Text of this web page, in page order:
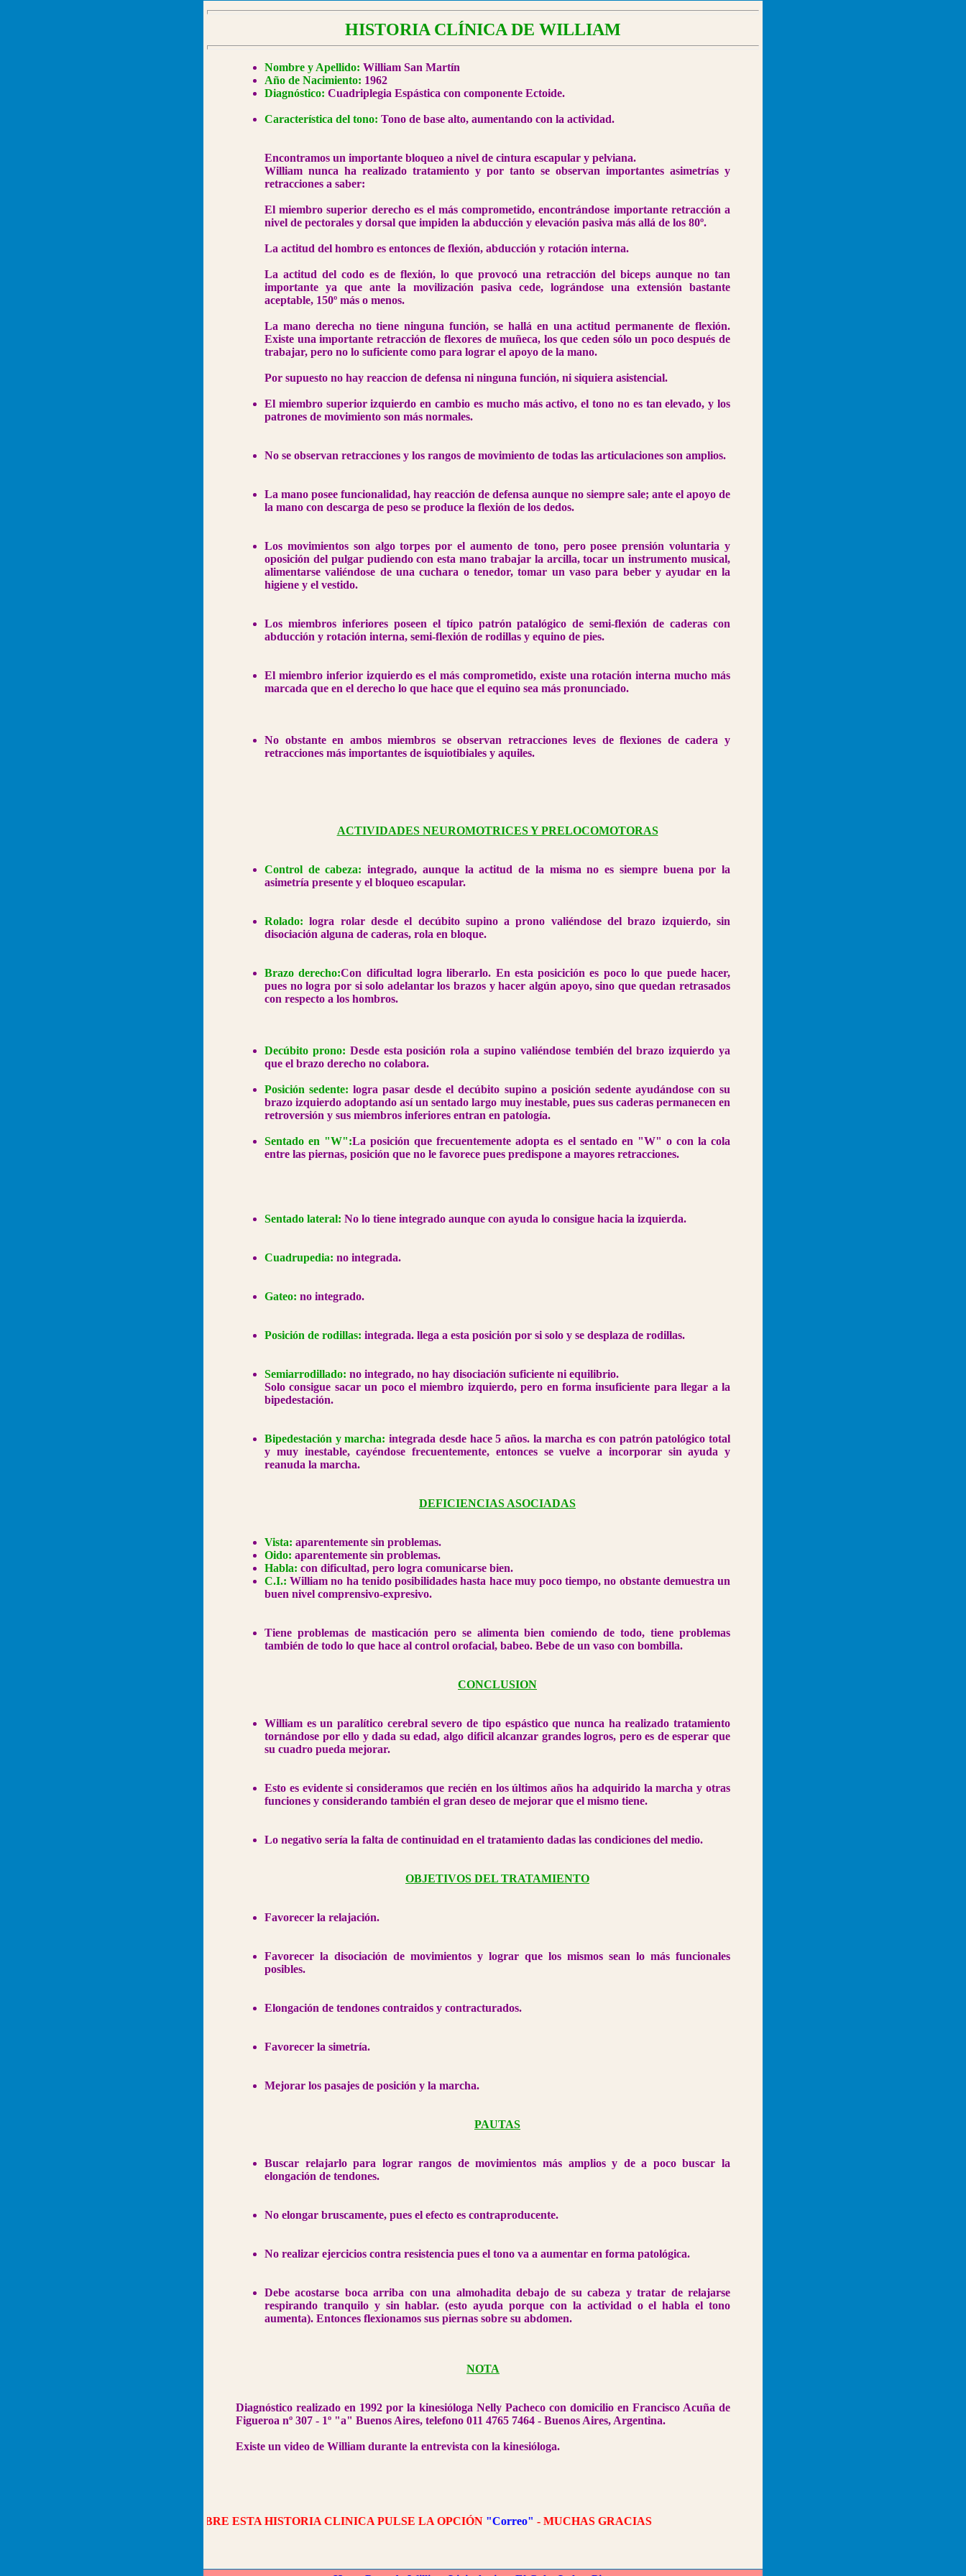
HISTORIA CLÍNICA DE WILLIAM
Nombre y Apellido: William San Martín
Año de Nacimiento: 1962
Diagnóstico: Cuadriplegia Espástica con componente Ectoide.
Característica del tono: Tono de base alto, aumentando con la actividad.
Encontramos un importante bloqueo a nivel de cintura escapular y pelviana.
William nunca ha realizado tratamiento y por tanto se observan importantes asimetrías y
retracciones a saber:
El miembro superior derecho es el más comprometido, encontrándose importante retracción a
nivel de pectorales y dorsal que impiden la abducción y elevación pasiva más allá de los 80º.
La actitud del hombro es entonces de flexión, abducción y rotación interna.
La actitud del codo es de flexión, lo que provocó una retracción del biceps aunque no tan
importante ya que ante la movilización pasiva cede, lográndose una extensión bastante
aceptable, 150º más o menos.
La mano derecha no tiene ninguna función, se hallá en una actitud permanente de flexión.
Existe una importante retracción de flexores de muñeca, los que ceden sólo un poco después de
trabajar, pero no lo suficiente como para lograr el apoyo de la mano.
Por supuesto no hay reaccion de defensa ni ninguna función, ni siquiera asistencial.
El miembro superior izquierdo en cambio es mucho más activo, el tono no es tan elevado, y los
patrones de movimiento son más normales.
No se observan retracciones y los rangos de movimiento de todas las articulaciones son amplios.
La mano posee funcionalidad, hay reacción de defensa aunque no siempre sale; ante el apoyo de
la mano con descarga de peso se produce la flexión de los dedos.
Los movimientos son algo torpes por el aumento de tono, pero posee prensión voluntaria y
oposición del pulgar pudiendo con esta mano trabajar la arcilla, tocar un instrumento musical,
alimentarse valiéndose de una cuchara o tenedor, tomar un vaso para beber y ayudar en la
higiene y el vestido.
Los miembros inferiores poseen el típico patrón patalógico de semi-flexión de caderas con
abducción y rotación interna, semi-flexión de rodillas y equino de pies.
El miembro inferior izquierdo es el más comprometido, existe una rotación interna mucho más
marcada que en el derecho lo que hace que el equino sea más pronunciado.
No obstante en ambos miembros se observan retracciones leves de flexiones de cadera y
retracciones más importantes de isquiotibiales y aquiles.
ACTIVIDADES NEUROMOTRICES Y PRELOCOMOTORAS
Control de cabeza: integrado, aunque la actitud de la misma no es siempre buena por la
asimetría presente y el bloqueo escapular.
Rolado: logra rolar desde el decúbito supino a prono valiéndose del brazo izquierdo, sin
disociación alguna de caderas, rola en bloque.
Brazo derecho:Con dificultad logra liberarlo. En esta posicición es poco lo que puede hacer,
pues no logra por si solo adelantar los brazos y hacer algún apoyo, sino que quedan retrasados
con respecto a los hombros.
Decúbito prono: Desde esta posición rola a supino valiéndose tembién del brazo izquierdo ya
que el brazo derecho no colabora.
Posición sedente: logra pasar desde el decúbito supino a posición sedente ayudándose con su
brazo izquierdo adoptando así un sentado largo muy inestable, pues sus caderas permanecen en
retroversión y sus miembros inferiores entran en patología.
Sentado en "W":La posición que frecuentemente adopta es el sentado en "W" o con la cola
entre las piernas, posición que no le favorece pues predispone a mayores retracciones.
Sentado lateral: No lo tiene integrado aunque con ayuda lo consigue hacia la izquierda.
Cuadrupedia: no integrada.
Gateo: no integrado.
Posición de rodillas: integrada. llega a esta posición por si solo y se desplaza de rodillas.
Semiarrodillado: no integrado, no hay disociación suficiente ni equilibrio.
Solo consigue sacar un poco el miembro izquierdo, pero en forma insuficiente para llegar a la
bipedestación.
Bipedestación y marcha: integrada desde hace 5 años. la marcha es con patrón patológico total
y muy inestable, cayéndose frecuentemente, entonces se vuelve a incorporar sin ayuda y
reanuda la marcha.
DEFICIENCIAS ASOCIADAS
Vista: aparentemente sin problemas.
Oido: aparentemente sin problemas.
Habla: con dificultad, pero logra comunicarse bien.
C.I.: William no ha tenido posibilidades hasta hace muy poco tiempo, no obstante demuestra un
buen nivel comprensivo-expresivo.
Tiene problemas de masticación pero se alimenta bien comiendo de todo, tiene problemas
también de todo lo que hace al control orofacial, babeo. Bebe de un vaso con bombilla.
CONCLUSION
William es un paralítico cerebral severo de tipo espástico que nunca ha realizado tratamiento
tornándose por ello y dada su edad, algo dificil alcanzar grandes logros, pero es de esperar que
su cuadro pueda mejorar.
Esto es evidente si consideramos que recién en los últimos años ha adquirido la marcha y otras
funciones y considerando también el gran deseo de mejorar que el mismo tiene.
Lo negativo sería la falta de continuidad en el tratamiento dadas las condiciones del medio.
OBJETIVOS DEL TRATAMIENTO
Favorecer la relajación.
Favorecer la disociación de movimientos y lograr que los mismos sean lo más funcionales
posibles.
Elongación de tendones contraidos y contracturados.
Favorecer la simetría.
Mejorar los pasajes de posición y la marcha.
PAUTAS
Buscar relajarlo para lograr rangos de movimientos más amplios y de a poco buscar la
elongación de tendones.
No elongar bruscamente, pues el efecto es contraproducente.
No realizar ejercicios contra resistencia pues el tono va a aumentar en forma patológica.
Debe acostarse boca arriba con una almohadita debajo de su cabeza y tratar de relajarse
respirando tranquilo y sin hablar. (esto ayuda porque con la actividad o el habla el tono
aumenta). Entonces flexionamos sus piernas sobre su abdomen.
NOTA
Diagnóstico realizado en 1992 por la kinesióloga Nelly Pacheco con domicilio en Francisco Acuña de
Figueroa nº 307 - 1º "a" Buenos Aires, telefono 011 4765 7464 - Buenos Aires, Argentina.
Existe un video de William durante la entrevista con la kinesióloga.
MAYOR INFORMACION SOBRE ESTA HISTORIA CLINICA PULSE LA OPCIÓN"Correo"- MUCHAS GRACIAS